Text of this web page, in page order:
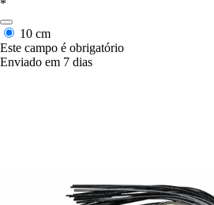
*
10 cm
Este campo é obrigatório
Enviado em 7 dias